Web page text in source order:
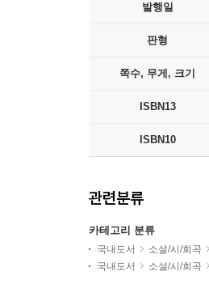
발행일
판형
쪽수, 무게, 크기
ISBN13
ISBN10
관련분류
카테고리 분류
국내도서 소설/시/희곡
국내도서
소설/시/희곡